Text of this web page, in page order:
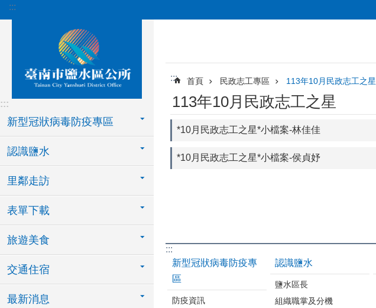
跳到主要內容區塊
:::
:::
新型冠狀病毒防疫專區
認識鹽水
里鄰走訪
表單下載
旅遊美食
交通住宿
最新消息
::: 首頁 民政志工專區 113年10月民政志工之星
113年10月民政志工之星
*10月民政志工之星*小檔案-林佳佳
*10月民政志工之星*小檔案-侯貞妤
:::
新型冠狀病毒防疫專
區
防疫資訊
認識鹽水
鹽水區長
組織職掌及分機